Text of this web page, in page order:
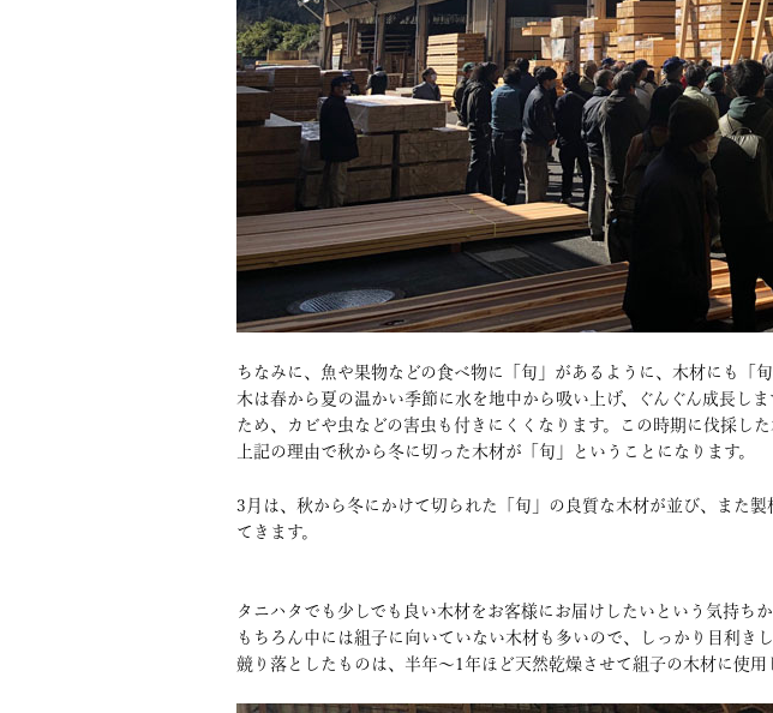
ちなみに、魚や果物などの食べ物に「旬」があるように、木材にも「旬
木は春から夏の温かい季節に水を地中から吸い上げ、ぐんぐん成長し
ため、カビや虫などの害虫も付きにくくなります。この時期に伐採し
上記の理由で秋から冬に切った木材が「旬」ということになります。
3月は、秋から冬にかけて切られた「旬」の良質な木材が並び、また
てきます。
タニハタでも少しでも良い木材をお客様にお届けしたいという気持ち
もちろん中には組子に向いていない木材も多いので、しっかり目利きし
競り落としたものは、半年～1年ほど天然乾燥させて組子の木材に使用